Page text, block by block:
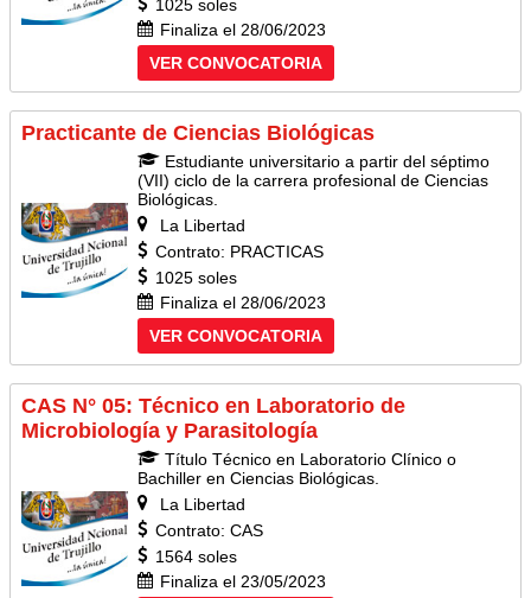
1025 soles
Finaliza el 28/06/2023
VER CONVOCATORIA
Practicante de Ciencias Biológicas
Estudiante universitario a partir del séptimo
(VII) ciclo de la carrera profesional de Ciencias
Biológicas.
La Libertad
Contrato: PRACTICAS
1025 soles
Finaliza el 28/06/2023
VER CONVOCATORIA
CAS N° 05: Técnico en Laboratorio de
Microbiología y Parasitología
Título Técnico en Laboratorio Clínico o
Bachiller en Ciencias Biológicas.
La Libertad
Contrato: CAS
1564 soles
Finaliza el 23/05/2023